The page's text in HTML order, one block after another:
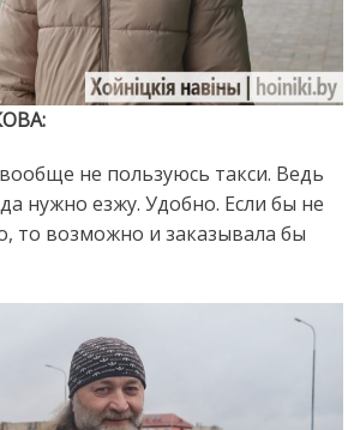
не пользуюсь такси. Ведь
нужно езжу. Удобно. Если бы не
то возможно и заказывала бы